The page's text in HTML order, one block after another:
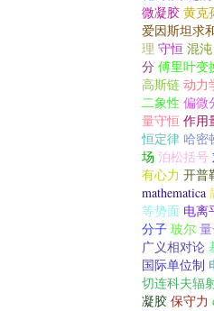
微凝胶 黄克
爱因斯坦求
理 守恒 混沌
分 傅里叶变
高斯链 动力
二象性 偏微
量守恒 作用
恒定律 哈密
场 泊松括号
有心力 开普
mathematica
等势面 电离
分子 玻尔
广义相对论
国际单位制
切连科夫辐
凝胶 保守力